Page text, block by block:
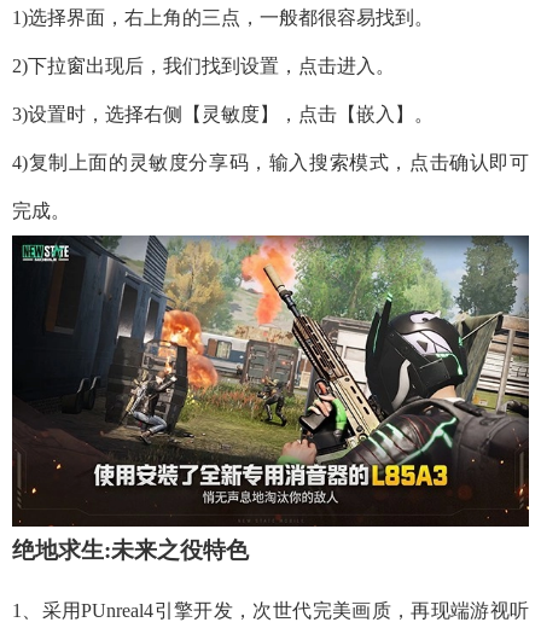
1)选择界面，右上角的三点，一般都很容易找到。
2)下拉窗出现后，我们找到设置，点击进入。
3)设置时，选择右侧【灵敏度】，点击【嵌入】。
4)复制上面的灵敏度分享码，输入搜索模式，点击确认即可
完成。
绝地求生:未来之役特色
1、采用PUnreal4引擎开发，次世代完美画质，再现端游视听